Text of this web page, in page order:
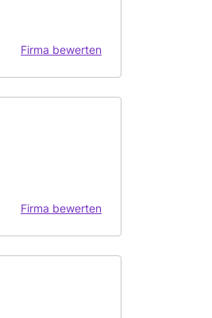
Firma bewerten
Firma bewerten